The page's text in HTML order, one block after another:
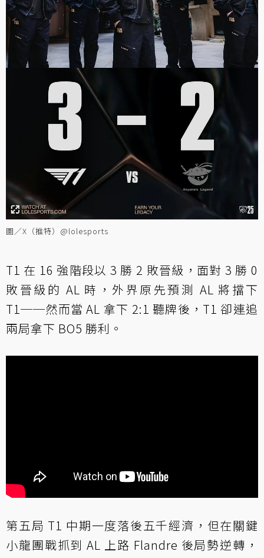
圖／X（推特）@lolesports
T1 在 16 強階段以 3 勝 2 敗晉級，面對 3 勝 0
敗晉級的 AL 時，外界原先預測 AL 將擋下
T1──然而當 AL 拿下 2:1 聽牌後，T1 卻連追
兩局拿下 BO5 勝利。
第五局 T1 中期一度落後五千經濟，但在關鍵
小龍團戰抓到 AL 上路 Flandre 後局勢逆轉，